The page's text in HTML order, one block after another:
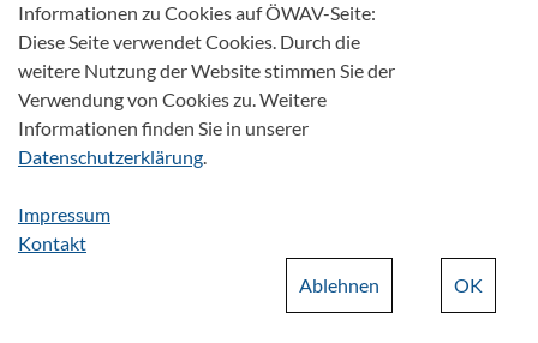
Informationen zu Cookies auf ÖWAV-Seite:
Diese Seite verwendet Cookies. Durch die
weitere Nutzung der Website stimmen Sie der
Verwendung von Cookies zu. Weitere
Informationen finden Sie in unserer
Datenschutzerklärung.
Impressum
Kontakt
OK
Ablehnen